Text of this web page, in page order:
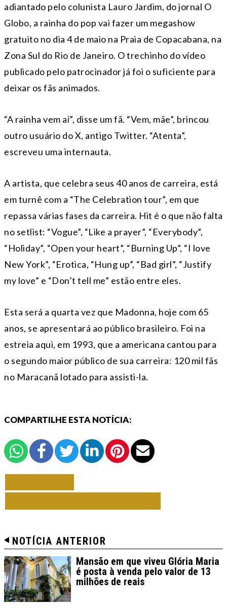
adiantado pelo colunista Lauro Jardim, do jornal O
Globo, a rainha do pop vai fazer um megashow
gratuito no dia 4 de maio na Praia de Copacabana, na
Zona Sul do Rio de Janeiro. O trechinho do vídeo
publicado pelo patrocinador já foi o suficiente para
deixar os fãs animados.
“A rainha vem aí”, disse um fã. “Vem, mãe”, brincou
outro usuário do X, antigo Twitter. “Atenta”,
escreveu uma internauta.
A artista, que celebra seus 40 anos de carreira, está
em turnê com a “The Celebration tour”, em que
repassa várias fases da carreira. Hit é o que não falta
no setlist: “Vogue”, “Like a prayer”, “Everybody”,
“Holiday”, “Open your heart”, “Burning Up”, “I love
New York”, “Erotica, “Hung up”, “Bad girl”, “Justify
my love” e “Don’t tell me” estão entre eles.
Esta será a quarta vez que Madonna, hoje com 65
anos, se apresentará ao público brasileiro. Foi na
estreia aqui, em 1993, que a americana cantou para
o segundo maior público de sua carreira: 120 mil fãs
no Maracanã lotado para assisti-la.
COMPARTILHE ESTA NOTÍCIA:
NOTÍCIA ANTERIOR
Mansão em que viveu Glória Maria
é posta à venda pelo valor de 13
milhões de reais